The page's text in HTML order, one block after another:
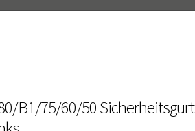
B1/75/60/50 Sicherheitsgurt